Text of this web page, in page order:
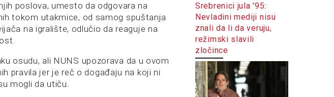
poslova, umesto da odgovara na
tokom utakmice, od samog spuštanja
na igralište, odlučio da reaguje na
osudu, ali NUNS upozorava da u ovom
pravila jer je reč o događaju na koji ni
mogli da utiču.
Srebrenici jula '95:
Nevladini mediji nisu
znali da li da veruju,
režimski slavili
zločince